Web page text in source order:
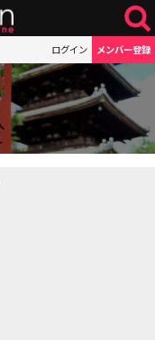
ログイン メンバー登録